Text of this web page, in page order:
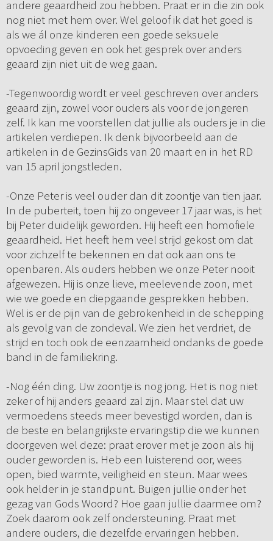
andere geaardheid zou hebben. Praat er in die zin ook
nog niet met hem over. Wel geloof ik dat het goed is
als we ál onze kinderen een goede seksuele
opvoeding geven en ook het gesprek over anders
geaard zijn niet uit de weg gaan.
-Tegenwoordig wordt er veel geschreven over anders
geaard zijn, zowel voor ouders als voor de jongeren
zelf. Ik kan me voorstellen dat jullie als ouders je in die
artikelen verdiepen. Ik denk bijvoorbeeld aan de
artikelen in de GezinsGids van 20 maart en in het RD
van 15 april jongstleden.
-Onze Peter is veel ouder dan dit zoontje van tien jaar.
In de puberteit, toen hij zo ongeveer 17 jaar was, is het
bij Peter duidelijk geworden. Hij heeft een homofiele
geaardheid. Het heeft hem veel strijd gekost om dat
voor zichzelf te bekennen en dat ook aan ons te
openbaren. Als ouders hebben we onze Peter nooit
afgewezen. Hij is onze lieve, meelevende zoon, met
wie we goede en diepgaande gesprekken hebben.
Wel is er de pijn van de gebrokenheid in de schepping
als gevolg van de zondeval. We zien het verdriet, de
strijd en toch ook de eenzaamheid ondanks de goede
band in de familiekring.
-Nog één ding. Uw zoontje is nog jong. Het is nog niet
zeker of hij anders geaard zal zijn. Maar stel dat uw
vermoedens steeds meer bevestigd worden, dan is
de beste en belangrijkste ervaringstip die we kunnen
doorgeven wel deze: praat erover met je zoon als hij
ouder geworden is. Heb een luisterend oor, wees
open, bied warmte, veiligheid en steun. Maar wees
ook helder in je standpunt. Buigen jullie onder het
gezag van Gods Woord? Hoe gaan jullie daarmee om?
Zoek daarom ook zelf ondersteuning. Praat met
andere ouders, die dezelfde ervaringen hebben.